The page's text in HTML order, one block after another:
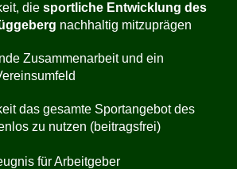
die sportliche Entwicklung des
nachhaltig mitzuprägen
Zusammenarbeit und ein
das gesamte Sportangebot des
zu nutzen (beitragsfrei)
für Arbeitgeber